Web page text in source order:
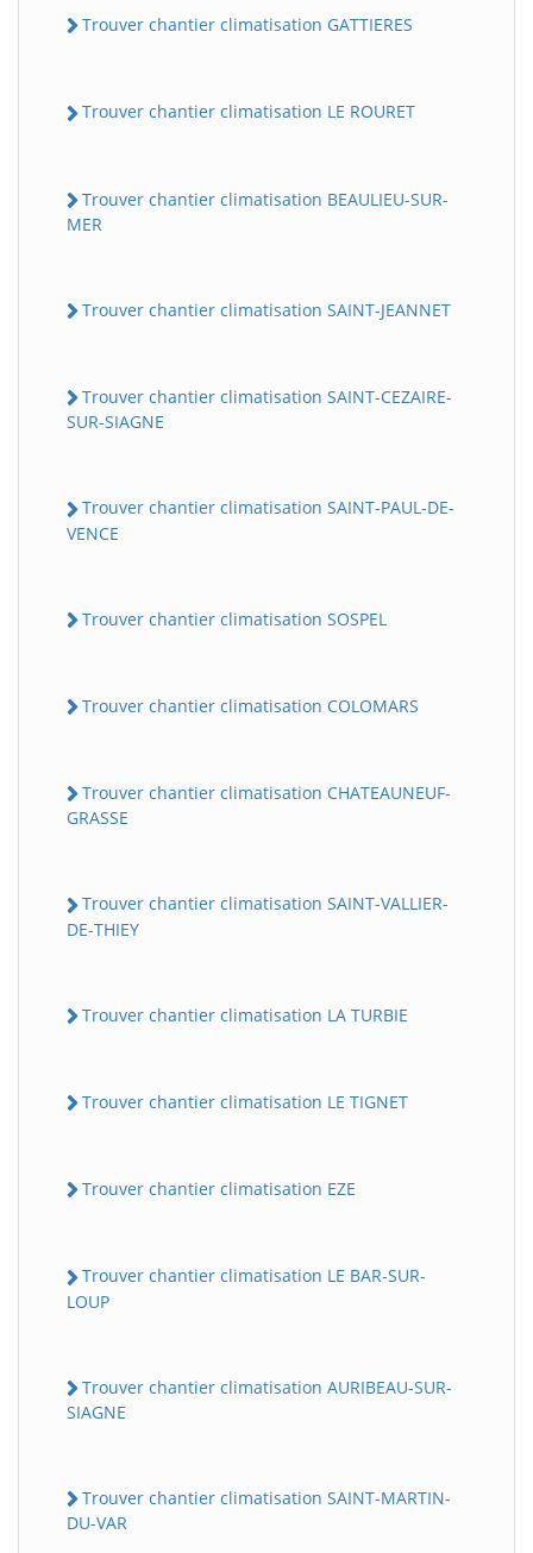
Trouver chantier climatisation GATTIERES
Trouver chantier climatisation LE ROURET
Trouver chantier climatisation BEAULIEU-SUR-
MER
Trouver chantier climatisation SAINT-JEANNET
Trouver chantier climatisation SAINT-CEZAIRE-
SUR-SIAGNE
Trouver chantier climatisation SAINT-PAUL-DE-
VENCE
Trouver chantier climatisation SOSPEL
Trouver chantier climatisation COLOMARS
Trouver chantier climatisation CHATEAUNEUF-
GRASSE
Trouver chantier climatisation SAINT-VALLIER-
DE-THIEY
Trouver chantier climatisation LA TURBIE
Trouver chantier climatisation LE TIGNET
Trouver chantier climatisation EZE
Trouver chantier climatisation LE BAR-SUR-
LOUP
Trouver chantier climatisation AURIBEAU-SUR-
SIAGNE
Trouver chantier climatisation SAINT-MARTIN-
DU-VAR